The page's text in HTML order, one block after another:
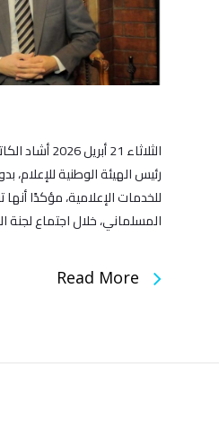
الثلاثاء 21
رئيس الهيئة الوطنية للإعلام،
للخدمات الإعلامية، مؤكدًا
المسلماني، خلال اجتماع لجنة
Read More